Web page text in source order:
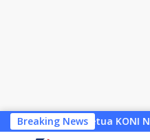
Langsung
ke
Breaking News
KONI NTB Dibuka,